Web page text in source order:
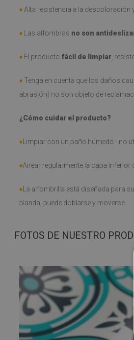
♦ Alta resistencia a la descoloración
♦ Las alfombras no son
♦ El producto fácil de limpiar ,
♦ Tenga en cuenta que los daños
abrasión) no son objeto de
¿Cómo cuidar el producto?
♦Limpiar con un paño húmedo - no
♦Airear regularmente la capa inferior
♦La alfombrilla está diseñada para
blanda, puede doblarse y moverse.
FOTOS DE NUESTRO